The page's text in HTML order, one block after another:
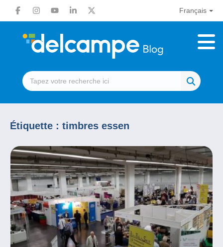
Français
Étiquette : timbres essen